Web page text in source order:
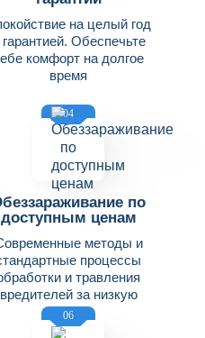
на целый год
гарантией. Обеспечьте
комфорт на долгое
время
04
по
доступным ценам
методы и
процессы
и травления
вредителей за низкую
цену
06